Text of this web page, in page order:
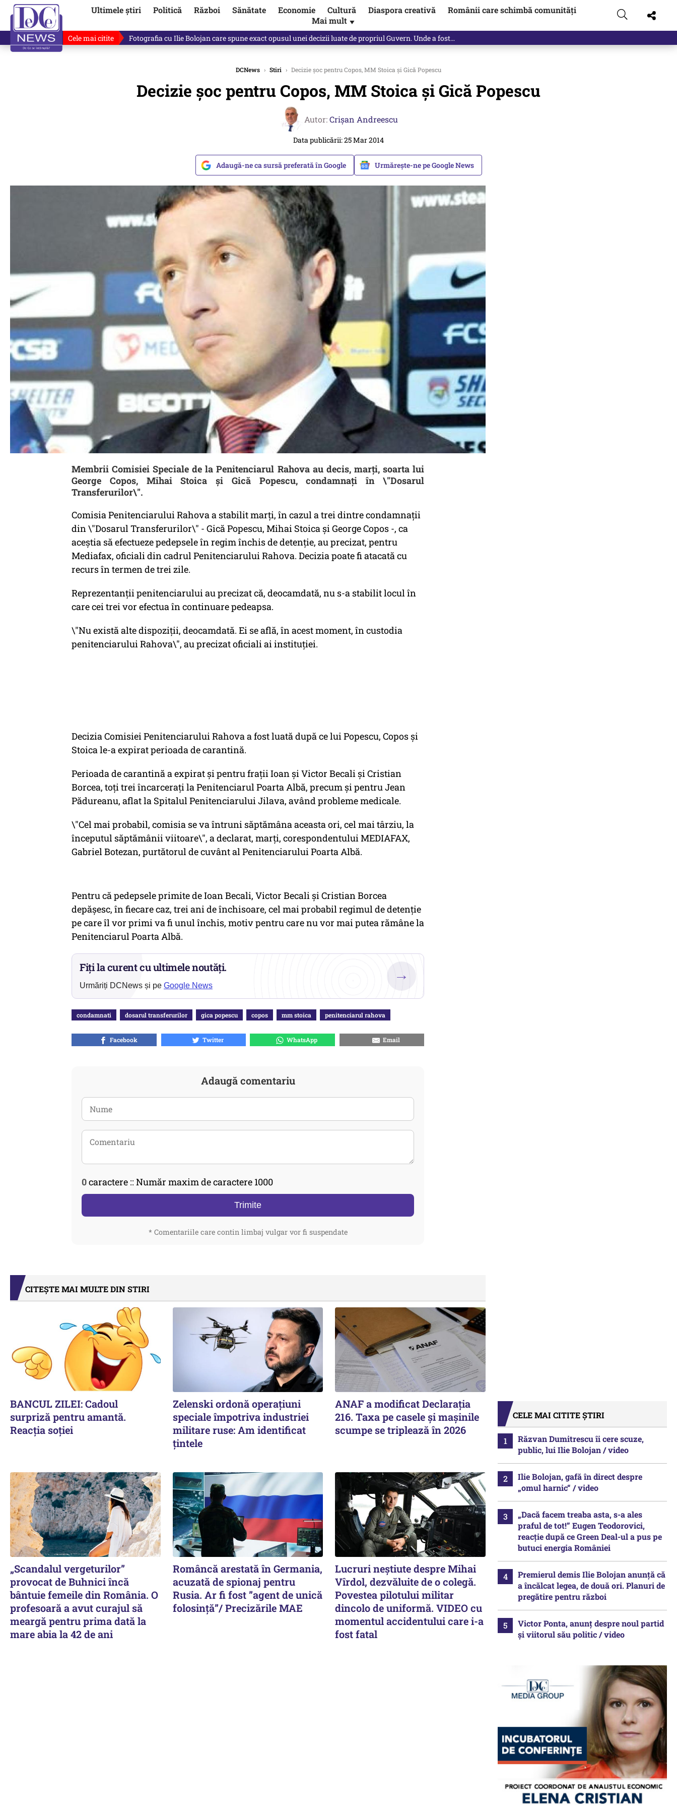
Ultimele știri Politică Război Sănătate Economie Cultură Diaspora creativă
Românii care schimbă comunități
Mai mult ▼
Cele mai citite Ilie Bolojan, gafă în direct despre „omul harnic“ / video
DCNews › Stiri › Decizie șoc pentru Copos, MM Stoica și Gică Popescu
Decizie șoc pentru Copos, MM Stoica și Gică Popescu
Autor:Crişan Andreescu
Data publicării: 25 Mar 2014
Adaugă-ne ca sursă preferată în Google Urmărește-ne pe Google News
Membrii Comisiei Speciale de la Penitenciarul Rahova au decis, marți, soarta lui
George Copos, Mihai Stoica și Gică Popescu, condamnați în \"Dosarul
Transferurilor\".
Comisia Penitenciarului Rahova a stabilit marţi, în cazul a trei dintre condamnaţii
din \"Dosarul Transferurilor\" - Gică Popescu, Mihai Stoica şi George Copos -, ca
aceştia să efectueze pedepsele în regim închis de detenţie, au precizat, pentru
Mediafax, oficiali din cadrul Penitenciarului Rahova. Decizia poate fi atacată cu
recurs în termen de trei zile.
Reprezentanţii penitenciarului au precizat că, deocamdată, nu s-a stabilit locul în
care cei trei vor efectua în continuare pedeapsa.
\"Nu există alte dispoziţii, deocamdată. Ei se află, în acest moment, în custodia
penitenciarului Rahova\", au precizat oficiali ai instituţiei.
Decizia Comisiei Penitenciarului Rahova a fost luată după ce lui Popescu, Copos şi
Stoica le-a expirat perioada de carantină.
Perioada de carantină a expirat şi pentru fraţii Ioan şi Victor Becali şi Cristian
Borcea, toţi trei încarceraţi la Penitenciarul Poarta Albă, precum şi pentru Jean
Pădureanu, aflat la Spitalul Penitenciarului Jilava, având probleme medicale.
\"Cel mai probabil, comisia se va întruni săptămâna aceasta ori, cel mai târziu, la
începutul săptămânii viitoare\", a declarat, marţi, corespondentului MEDIAFAX,
Gabriel Botezan, purtătorul de cuvânt al Penitenciarului Poarta Albă.
Pentru că pedepsele primite de Ioan Becali, Victor Becali şi Cristian Borcea
depășesc, în fiecare caz, trei ani de închisoare, cel mai probabil regimul de detenție
pe care îl vor primi va fi unul închis, motiv pentru care nu vor mai putea rămâne la
Penitenciarul Poarta Albă.
Fiți la curent cu ultimele noutăți.
Urmăriți DCNews și pe Google News
→
condamnati dosarul transferurilor gica popescu copos mm stoica penitenciarul rahova
Facebook Twitter WhatsApp Email
Adaugă comentariu
0caractere :: Număr maxim de caractere 1000
Trimite
* Comentariile care contin limbaj vulgar vor fi suspendate
CITEȘTE MAI MULTE DIN STIRI
BANCUL ZILEI: Cadoul
surpriză pentru amantă.
Reacția soției
Zelenski ordonă operațiuni
speciale împotriva industriei
militare ruse: Am identificat
țintele
ANAF a modificat Declarația
216. Taxa pe casele și mașinile
scumpe se triplează în 2026
„Scandalul vergeturilor”
provocat de Buhnici încă
bântuie femeile din România. O
profesoară a avut curajul să
meargă pentru prima dată la
mare abia la 42 de ani
Româncă arestată în Germania,
acuzată de spionaj pentru
Rusia. Ar fi fost ”agent de unică
folosință”/ Precizările MAE
Lucruri neștiute despre Mihai
Vîrdol, dezvăluite de o colegă.
Povestea pilotului militar
dincolo de uniformă. VIDEO cu
momentul accidentului care i-a
fost fatal
CELE MAI CITITE ȘTIRI
Răzvan Dumitrescu îi cere scuze,
public, lui Ilie Bolojan / video
Ilie Bolojan, gafă în direct despre
„omul harnic“ / video
„Dacă facem treaba asta, s-a ales
praful de tot!” Eugen Teodorovici,
reacție după ce Green Deal-ul a pus pe
butuci energia României
Premierul demis Ilie Bolojan anunță că
a încălcat legea, de două ori. Planuri de
pregătire pentru război
Victor Ponta, anunț despre noul partid
și viitorul său politic / video